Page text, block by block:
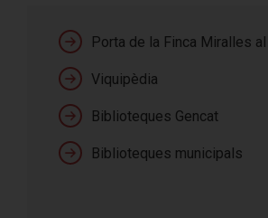
Preus Porta de la Finca Miralles al
Viquipèdia
Biblioteques Gencat
Biblioteques municipals